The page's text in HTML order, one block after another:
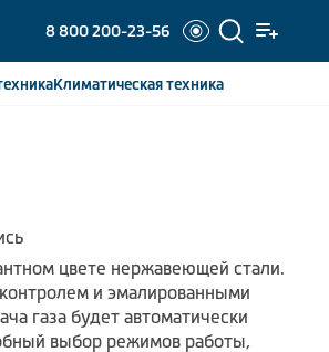
8 800 200-23-56
Климатическаятехника
цвете нержавеющей стали.
и эмалированными
газа будет автоматически
выбор режимов работы,